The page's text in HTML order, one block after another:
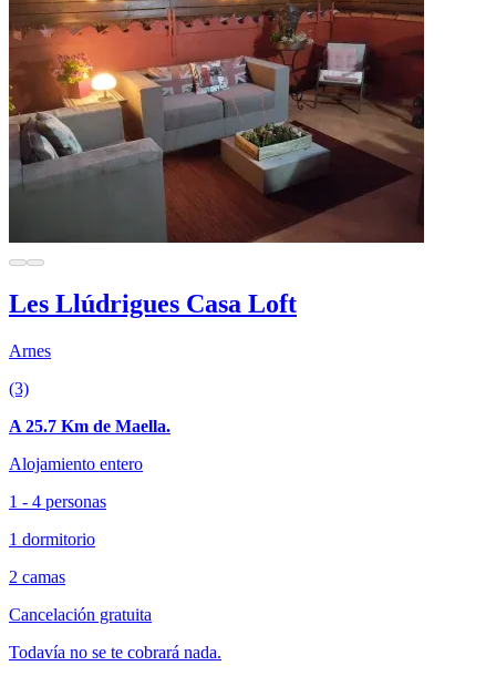
Les Llúdrigues Casa Loft
Arnes
(3)
A 25.7 Km de Maella.
Alojamiento entero
1 - 4 personas
1 dormitorio
2 camas
Cancelación gratuita
Todavía no se te cobrará nada.